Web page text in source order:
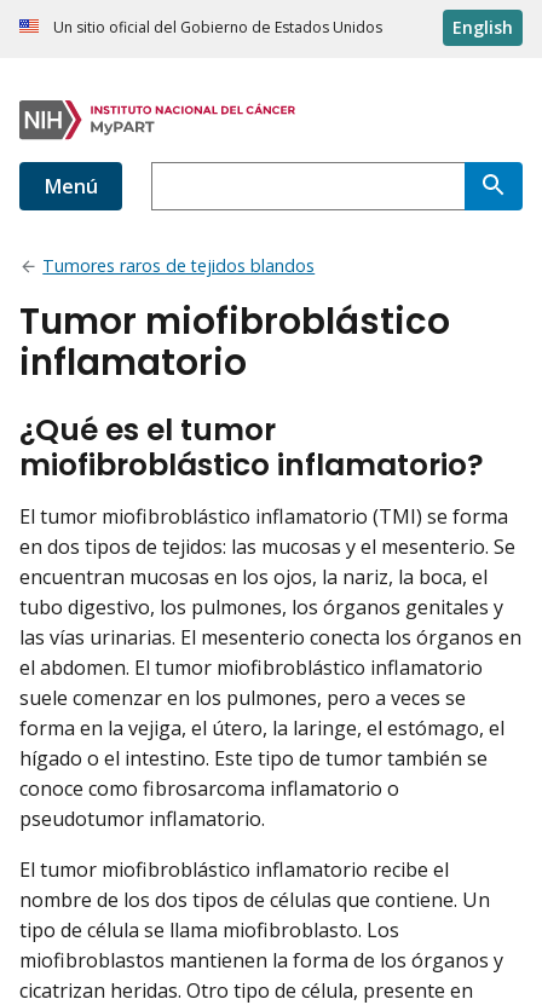
Un sitio oficial del Gobierno de Estados Unidos English
Menú
Tumores raros de tejidos blandos
Tumor miofibroblástico
inflamatorio
¿Qué es el tumor
miofibroblástico inflamatorio?
El tumor miofibroblástico inflamatorio (TMI) se forma
en dos tipos de tejidos: las mucosas y el mesenterio. Se
encuentran mucosas en los ojos, la nariz, la boca, el
tubo digestivo, los pulmones, los órganos genitales y
las vías urinarias. El mesenterio conecta los órganos en
el abdomen. El tumor miofibroblástico inflamatorio
suele comenzar en los pulmones, pero a veces se
forma en la vejiga, el útero, la laringe, el estómago, el
hígado o el intestino. Este tipo de tumor también se
conoce como fibrosarcoma inflamatorio o
pseudotumor inflamatorio.
El tumor miofibroblástico inflamatorio recibe el
nombre de los dos tipos de células que contiene. Un
tipo de célula se llama miofibroblasto. Los
miofibroblastos mantienen la forma de los órganos y
cicatrizan heridas. Otro tipo de célula, presente en